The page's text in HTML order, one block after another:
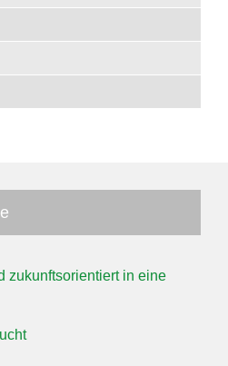
zukunftsorientiert in eine